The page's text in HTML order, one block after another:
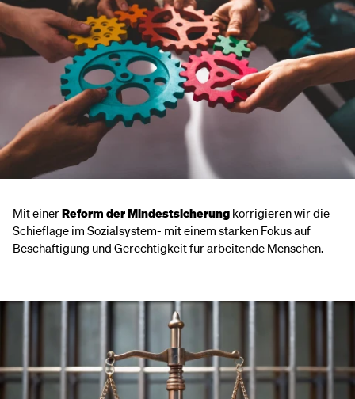
Mit einerReform der Mindestsicherung korrigieren wir die
Schieflage im Sozialsystem- mit einem starken Fokus auf
Beschäftigung und Gerechtigkeit für arbeitende Menschen.